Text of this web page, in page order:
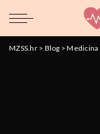
MZSS.hr> Blog >Medicina